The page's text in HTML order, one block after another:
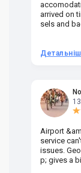
arrived on
sels and
Airport
service
issues.
p; gives a